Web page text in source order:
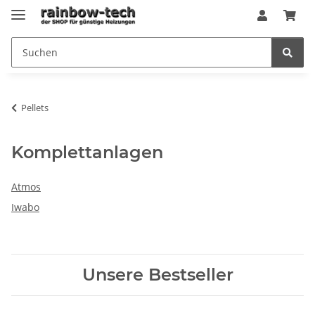
Pellets
Komplettanlagen
Atmos
Iwabo
Unsere Bestseller